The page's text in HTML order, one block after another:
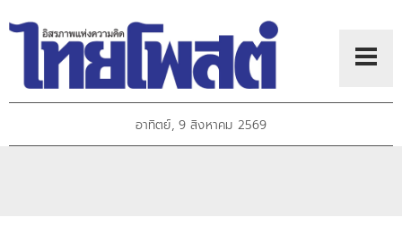
อาทิตย์, 9 สิงหาคม 2569